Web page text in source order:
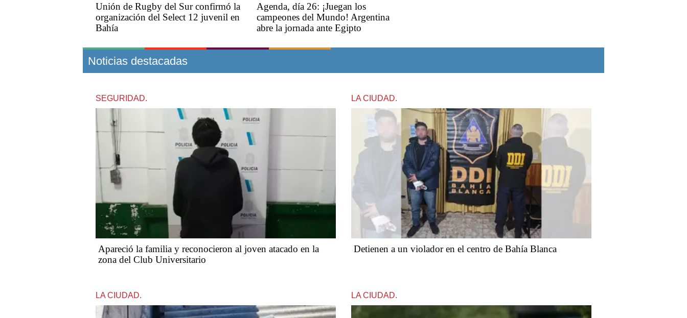
Unión de Rugby del Sur confirmó la
organización del Select 12 juvenil en
Bahía
Agenda, día 26: ¡Juegan los
campeones del Mundo! Argentina
abre la jornada ante Egipto
Noticias destacadas
SEGURIDAD.
Apareció la familia y reconocieron al joven atacado en la
zona del Club Universitario
LA CIUDAD.
Detienen a un violador en el centro de Bahía Blanca
LA CIUDAD. LA CIUDAD.